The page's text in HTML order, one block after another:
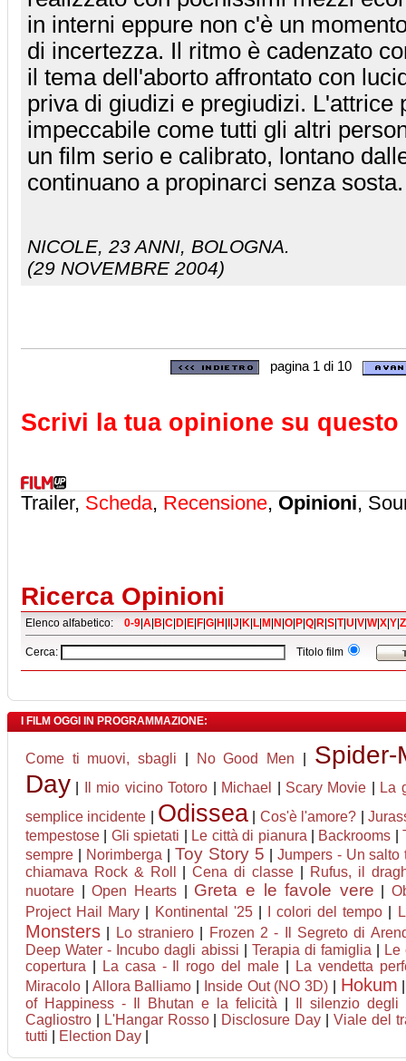
in interni eppure non c'è un
di incertezza. Il ritmo è cadenzato
il tema dell'aborto affrontato con
priva di giudizi e pregiudizi. L'attrice
impeccabile come tutti gli altri
un film serio e calibrato, lontano
continuano a propinarci senza
NICOLE, 23 ANNI, BOLOGNA.
(29 NOVEMBRE 2004)
pagina 1 di 10
Scrivi la tua opinione su
Trailer, Scheda, Recensione, Opinioni,
Ricerca Opinioni
Elenco alfabetico: 0-9|A|B|C|D|E|F|G|H|I|J|K|L|M|N|O|P|Q|R|S|T|U|V|W|X|Y|Z
Cerca: Titolo film
I FILM OGGI IN PROGRAMMAZIONE:
Come ti muovi, sbagli No Good Men
Day
Il mio vicino Totoro Michael Scary Movie
La
semplice incidente
Odissea Cos'è l'amore?
tempestose
Gli spietati Le città di pianura Backrooms |
sempre
Norimberga Toy Story 5
Jumpers - Un salto
chiamava Rock & Roll
|Cena di classe
Rufus, il
nuotare |Open Hearts| Greta e le favole vere |
Project Hail Mary
Kontinental '25| I colori del tempo
Monsters Lo straniero
Frozen 2 - Il Segreto di
Deep Water - Incubo dagli abissi
Terapia di famiglia
Le
copertura
La casa - Il rogo del male
La vendetta
Miracolo
Allora Balliamo Inside Out (NO 3D) Hokum
of Happiness - Il Bhutan e la felicità
Il silenzio degli
Cagliostro
L'Hangar Rosso| Disclosure Day
Viale del
tutti
Election Day